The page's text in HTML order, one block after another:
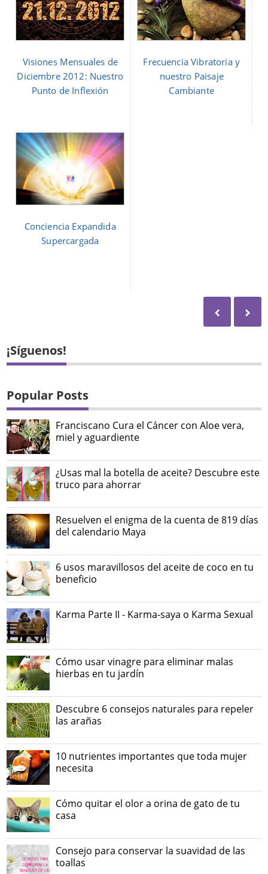
Visiones Mensuales de
Diciembre 2012: Nuestro
Punto de Inflexión
Frecuencia Vibratoria y
nuestro Paisaje
Cambiante
Conciencia Expandida
Supercargada
¡Síguenos!
Popular Posts
Franciscano Cura el Cáncer con Aloe vera,
miel y aguardiente
¿Usas mal la botella de aceite? Descubre este
truco para ahorrar
Resuelven el enigma de la cuenta de 819 días
del calendario Maya
6 usos maravillosos del aceite de coco en tu
beneficio
Karma Parte II - Karma-saya o Karma Sexual
Cómo usar vinagre para eliminar malas
hierbas en tu jardín
Descubre 6 consejos naturales para repeler
las arañas
10 nutrientes importantes que toda mujer
necesita
Cómo quitar el olor a orina de gato de tu
casa
Consejo para conservar la suavidad de las
toallas